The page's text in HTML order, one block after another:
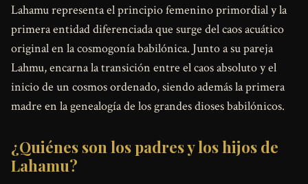
Lahamu representa el principio femenino primordial y la
primera entidad diferenciada que surge del caos acuático
original en la cosmogonía babilónica. Junto a su pareja
Lahmu, encarna la transición entre el caos absoluto y el
inicio de un cosmos ordenado, siendo además la primera
madre en la genealogía de los grandes dioses babilónicos.
¿Quiénes son los padres y los hijos de
Lahamu?